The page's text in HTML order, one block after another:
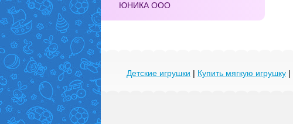
ЮНИКА ООО
Детские игрушки | Купить мягкую игрушку |